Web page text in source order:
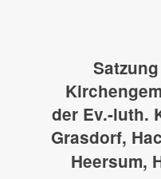
der Ev.-luth.
Grasdorf,
Heersum,